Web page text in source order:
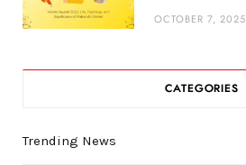
OCTOBER 7, 2025
CATEGORIES
Trending News